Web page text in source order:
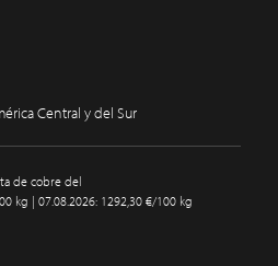
Central y del Sur
de cobre del
kg | 07.08.2026: 1292,30 €/100 kg